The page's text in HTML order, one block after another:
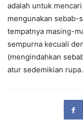
adalah untuk
mengunakan sebab-
tempatnya masing-
sempurna kecuali
(mengindahkan
atur sedemikian rupa.